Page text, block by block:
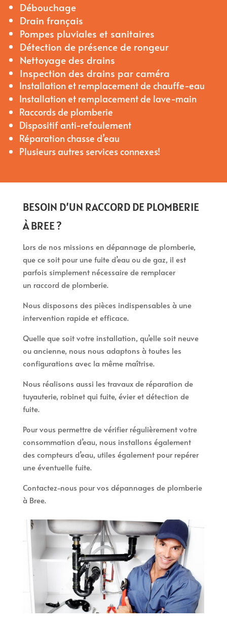
Débouchage
Drain français
Pompes pluviales et sanitaires
Détection de présence de rongeur
Nettoyage des drains
Inspection des drains par caméra
Installation et remplacement de chauffe-eau
Installation et remplacement de lave-main
Raccords de plomberie
Dispositif anti-refoulement
Réparation chasse d’eau
Plusieurs autres services connexes!
BESOIN D’UN RACCORD DE PLOMBERIE
À BREE ?
Lors de nos missions en dépannage de plomberie,
que ce soit pour une fuite d’eau ou de gaz, il est
parfois simplement nécessaire de remplacer
un raccord de plomberie.
Nous disposons des pièces indispensables à une
intervention rapide et efficace.
Quelle que soit votre installation, qu’elle soit neuve
ou ancienne, nous nous adaptons à toutes les
configurations avec la même maîtrise.
Nous réalisons aussi les travaux de réparation de
tuyauterie, robinet qui fuite, évier et détection de
fuite.
Pour vous permettre de vérifier régulièrement votre
consommation d’eau, nous installons également
des compteurs d’eau, utiles également pour repérer
une éventuelle fuite.
Contactez-nous pour vos dépannages de plomberie
à Bree.